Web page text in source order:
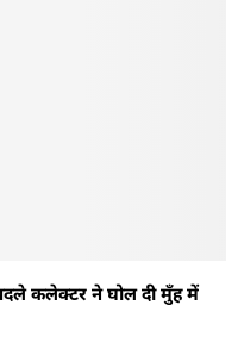
कलेक्टर ने घोल दी मुँह में